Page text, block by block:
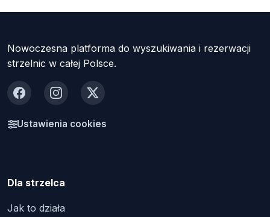
Nowoczesna platforma do wyszukiwania i rezerwacji
strzelnic w całej Polsce.
FacebookInstagram
X
Ustawienia cookies
Dla strzelca
Jak to działa